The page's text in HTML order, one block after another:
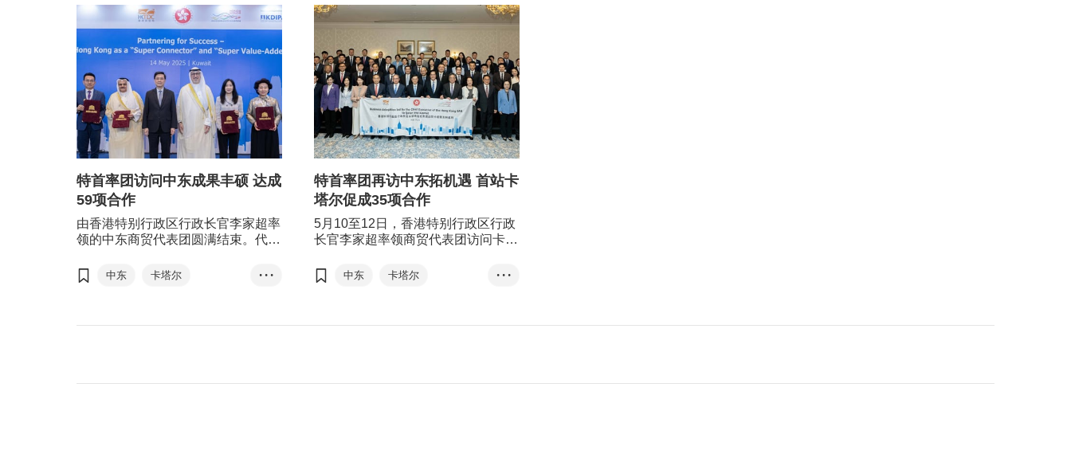
特首率团访问中东成果丰硕 达成
59项合作
由香港特别行政区行政长官李家超率
领的中东商贸代表团圆满结束。代表
访卡塔尔首都多哈和第二大城市卢塞
尔，行程以科威特首都科威特城作
中东
卡塔尔
• • •
特首率团再访中东拓机遇 首站卡
塔尔促成35项合作
5月10至12日，香港特别行政区行政
长官李家超率领商贸代表团访问卡塔
卢塞尔，推广香港优势及机遇，促进
香港、内地和卡塔尔的经贸及投资合
易与投资推广、金融、运输与物流，
中东
卡塔尔
• • •